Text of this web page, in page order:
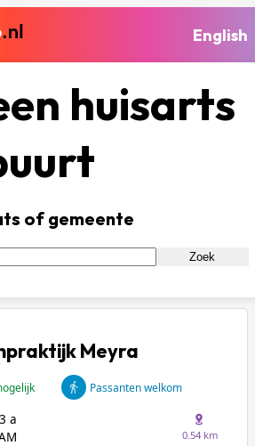
English
huisarts
of gemeente
Zoek
Meyra
Passanten welkom
a
0.54 km